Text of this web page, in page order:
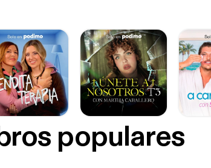
populares